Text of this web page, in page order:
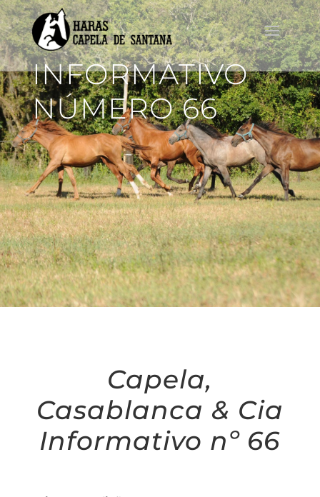
INFORMATIVO
NÚMERO 66
Capela,
Casablanca & Cia
Informativo nº 66